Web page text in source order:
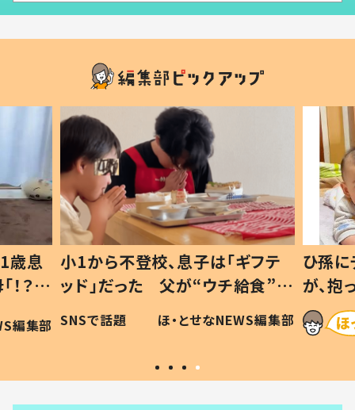
歳息
？」
編集部
小1から不登校、息子は「ギフテ
ッド」だった 父が“ウチ給食”を
作り続ける理由とは #令和の親
#令和の子
SNSで話題 ほ・とせなNEWS編集部
ひ孫
が、
「涙が
い」